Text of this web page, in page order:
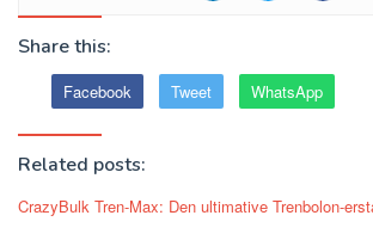
Share this:
Facebook Tweet WhatsApp
Related posts:
CrazyBulk Tren-Max: Den ultimative Trenbolon-